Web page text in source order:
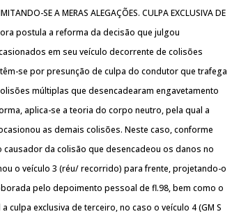
SE A MERAS ALEGAÇÕES. CULPA EXCLUSIVA DE
postula a reforma da decisão que julgou
em seu veículo decorrente de colisões
se por presunção de culpa do condutor que trafega
múltiplas que desencadearam engavetamento
aplica-se a teoria do corpo neutro, pela qual a
as demais colisões. Neste caso, conforme
causador da colisão que desencadeou os danos no
o veículo 3 (réu/ recorrido) para frente, projetando-o
pelo depoimento pessoal de fl.98, bem como o
exclusiva de terceiro, no caso o veículo 4 (GM S